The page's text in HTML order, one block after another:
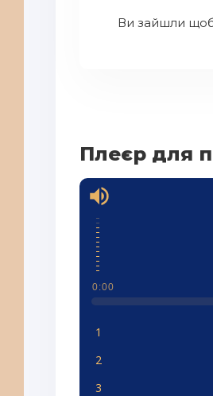
Ви зайшли
Плеєр для
0:00
1
2
3